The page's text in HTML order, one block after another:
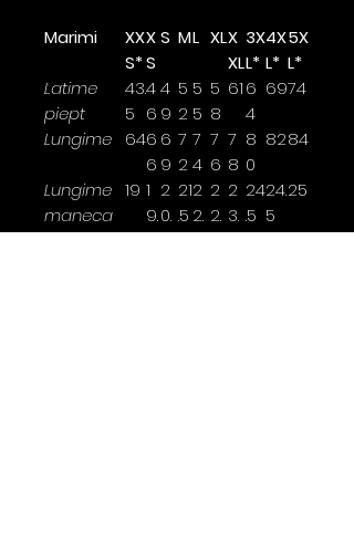
Marimi
XX
S*
X
S
S ML XLX
XL
3X
L*
4X
L*
5X
L*
Latime
piept
43.
5
4
6
4
9
5
2
5
5
5
8
616
4
6974
Lungime 646
6
6
9
7
2
7
4
7
6
7
8
8
0
8284
Lungime
maneca
19 1
9.
2
0.
21
.5
2
2.
2
2.
2
3.
24
.5
24.
5
25